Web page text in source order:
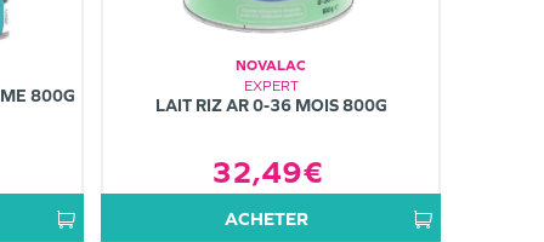
800G
NOVALAC
EXPERT
LAIT RIZ AR 0-36 MOIS 800G
32,49€
ACHETER